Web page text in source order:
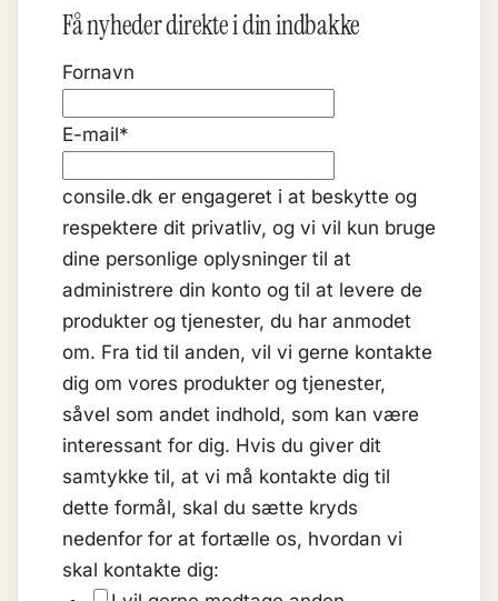
Få nyheder direkte i din indbakke
Fornavn
E-mail*
consile.dk er engageret i at beskytte og
respektere dit privatliv, og vi vil kun bruge
dine personlige oplysninger til at
administrere din konto og til at levere de
produkter og tjenester, du har anmodet
om. Fra tid til anden, vil vi gerne kontakte
dig om vores produkter og tjenester,
såvel som andet indhold, som kan være
interessant for dig. Hvis du giver dit
samtykke til, at vi må kontakte dig til
dette formål, skal du sætte kryds
nedenfor for at fortælle os, hvordan vi
skal kontakte dig: